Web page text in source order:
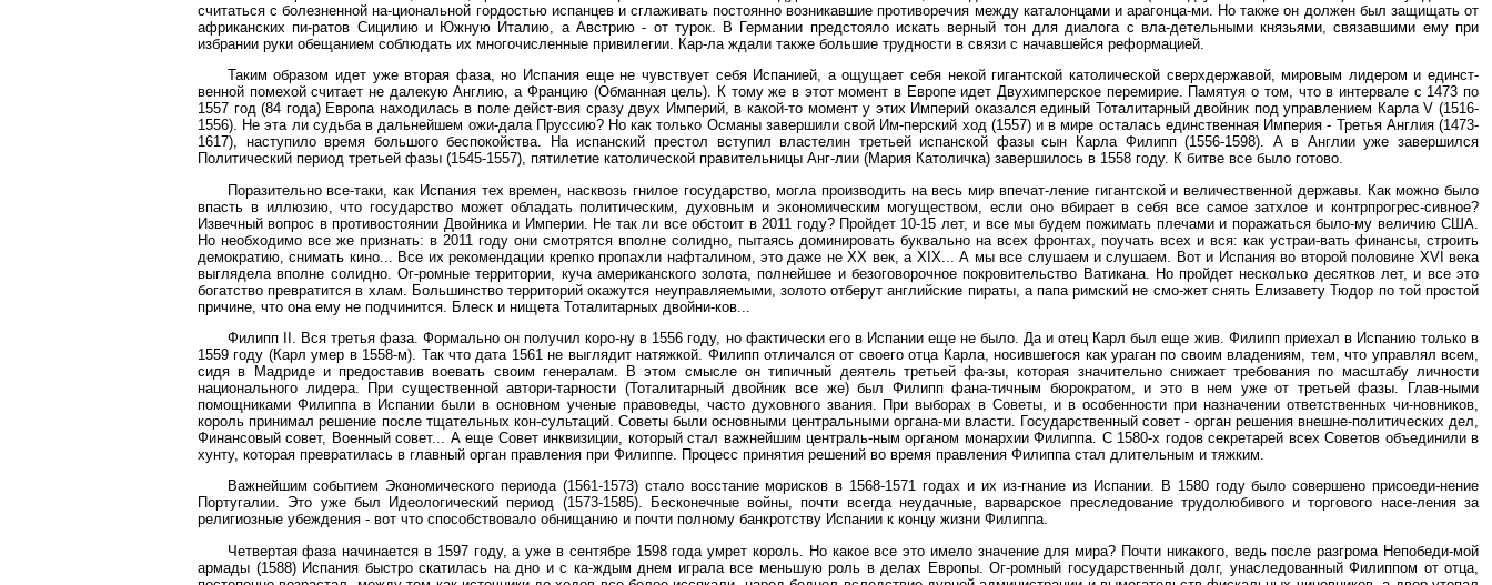
считаться с болезненной на-циональной гордостью испанцев и сглаживать постоянно возникавшие противоречия между каталонцами и арагонца-ми. Но также он должен был защищать от
африканских пи-ратов Сицилию и Южную Италию, а Австрию - от турок. В Германии предстояло искать верный тон для диалога с вла-детельными князьями, связавшими ему при
избрании руки обещанием соблюдать их многочисленные привилегии. Кар-ла ждали также большие трудности в связи с начавшейся реформацией.
Таким образом идет уже вторая фаза, но Испания еще не чувствует себя Испанией, а ощущает себя некой гигантской католической сверхдержавой, мировым лидером и единст-
венной помехой считает не далекую Англию, а Францию (Обманная цель). К тому же в этот момент в Европе идет Двухимперское перемирие. Памятуя о том, что в интервале с 1473 по
1557 год (84 года) Европа находилась в поле дейст-вия сразу двух Империй, в какой-то момент у этих Империй оказался единый Тоталитарный двойник под управлением Карла V (1516-
1556). Не эта ли судьба в дальнейшем ожи-дала Пруссию? Но как только Османы завершили свой Им-перский ход (1557) и в мире осталась единственная Империя - Третья Англия (1473-
1617), наступило время большого беспокойства. На испанский престол вступил властелин третьей испанской фазы сын Карла Филипп (1556-1598). А в Англии уже завершился
Политический период третьей фазы (1545-1557), пятилетие католической правительницы Анг-лии (Мария Католичка) завершилось в 1558 году. К битве все было готово.
Поразительно все-таки, как Испания тех времен, насквозь гнилое государство, могла производить на весь мир впечат-ление гигантской и величественной державы. Как можно было
впасть в иллюзию, что государство может обладать политическим, духовным и экономическим могуществом, если оно вбирает в себя все самое затхлое и контрпрогрес-сивное?
Извечный вопрос в противостоянии Двойника и Империи. Не так ли все обстоит в 2011 году? Пройдет 10-15 лет, и все мы будем пожимать плечами и поражаться было-му величию США.
Но необходимо все же признать: в 2011 году они смотрятся вполне солидно, пытаясь доминировать буквально на всех фронтах, поучать всех и вся: как устраи-вать финансы, строить
демократию, снимать кино... Все их рекомендации крепко пропахли нафталином, это даже не XX век, а XIX... А мы все слушаем и слушаем. Вот и Испания во второй половине XVI века
выглядела вполне солидно. Ог-ромные территории, куча американского золота, полнейшее и безоговорочное покровительство Ватикана. Но пройдет несколько десятков лет, и все это
богатство превратится в хлам. Большинство территорий окажутся неуправляемыми, золото отберут английские пираты, а папа римский не смо-жет снять Елизавету Тюдор по той простой
причине, что она ему не подчинится. Блеск и нищета Тоталитарных двойни-ков...
Филипп II. Вся третья фаза. Формально он получил коро-ну в 1556 году, но фактически его в Испании еще не было. Да и отец Карл был еще жив. Филипп приехал в Испанию только в
1559 году (Карл умер в 1558-м). Так что дата 1561 не выглядит натяжкой. Филипп отличался от своего отца Карла, носившегося как ураган по своим владениям, тем, что управлял всем,
сидя в Мадриде и предоставив воевать своим генералам. В этом смысле он типичный деятель третьей фа-зы, которая значительно снижает требования по масштабу личности
национального лидера. При существенной автори-тарности (Тоталитарный двойник все же) был Филипп фана-тичным бюрократом, и это в нем уже от третьей фазы. Глав-ными
помощниками Филиппа в Испании были в основном ученые правоведы, часто духовного звания. При выборах в Советы, и в особенности при назначении ответственных чи-новников,
король принимал решение после тщательных кон-сультаций. Советы были основными центральными органа-ми власти. Государственный совет - орган решения внешне-политических дел,
Финансовый совет, Военный совет... А еще Совет инквизиции, который стал важнейшим централь-ным органом монархии Филиппа. С 1580-х годов секретарей всех Советов объединили в
хунту, которая превратилась в главный орган правления при Филиппе. Процесс принятия решений во время правления Филиппа стал длительным и тяжким.
Важнейшим событием Экономического периода (1561-1573) стало восстание морисков в 1568-1571 годах и их из-гнание из Испании. В 1580 году было совершено присоеди-нение
Португалии. Это уже был Идеологический период (1573-1585). Бесконечные войны, почти всегда неудачные, варварское преследование трудолюбивого и торгового насе-ления за
религиозные убеждения - вот что способствовало обнищанию и почти полному банкротству Испании к концу жизни Филиппа.
Четвертая фаза начинается в 1597 году, а уже в сентябре 1598 года умрет король. Но какое все это имело значение для мира? Почти никакого, ведь после разгрома Непобеди-мой
армады (1588) Испания быстро скатилась на дно и с ка-ждым днем играла все меньшую роль в делах Европы. Ог-ромный государственный долг, унаследованный Филиппом от отца,